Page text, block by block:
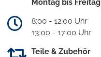
Montag bis Freitag
8:00 - 12:00 Uhr
13:00 - 17:00 Uhr
Teile & Zubehör